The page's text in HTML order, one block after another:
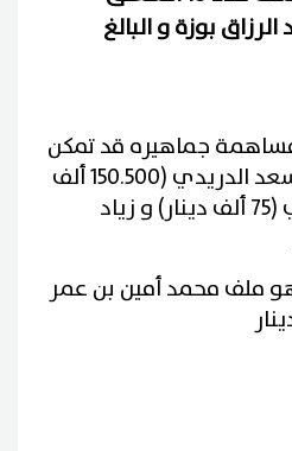
بوزة و البالغ
جماهيره قد تمكن
أمس من غلق ملفي لسعد الدريدي (150.500 ألف
دينار) و فوزي البنزرتي (75 ألف دينار) و زياد
ملف محمد أمين بن عمر